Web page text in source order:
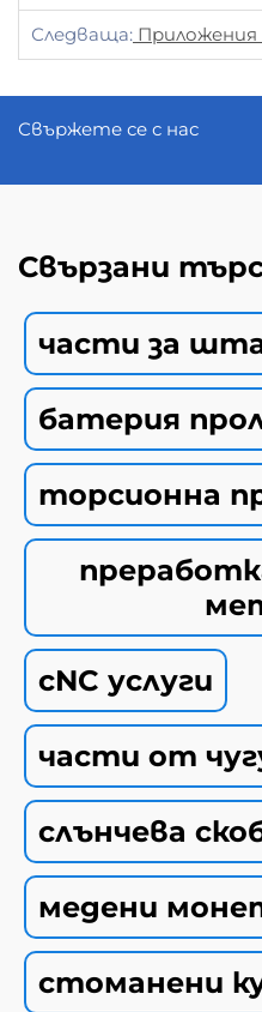
Следваща: Приложения На Огледалата
Свържете се с нас
Свързани
части за
батерия
торсионна
cNC услуги
части от
слънчева
медени
стоманени